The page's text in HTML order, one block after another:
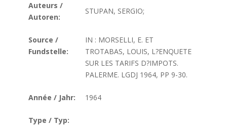
Auteurs /
Autoren:
STUPAN, SERGIO;
Source /
Fundstelle:
IN : MORSELLI, E. ET
TROTABAS, LOUIS, L?ENQUETE
SUR LES TARIFS D?IMPOTS.
PALERME. LGDJ 1964, PP 9-30.
Année / Jahr: 1964
Type / Typ: